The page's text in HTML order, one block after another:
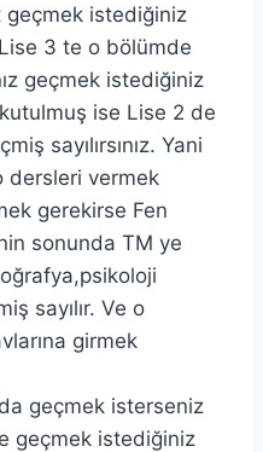
geçmek istediğiniz
3 te o bölümde
geçmek istediğiniz
ise Lise 2 de
sayılırsınız. Yani
dersleri vermek
gerekirse Fen
sonunda TM ye
sayılır. Ve o
girmek
geçmek isterseniz
geçmek istediğiniz